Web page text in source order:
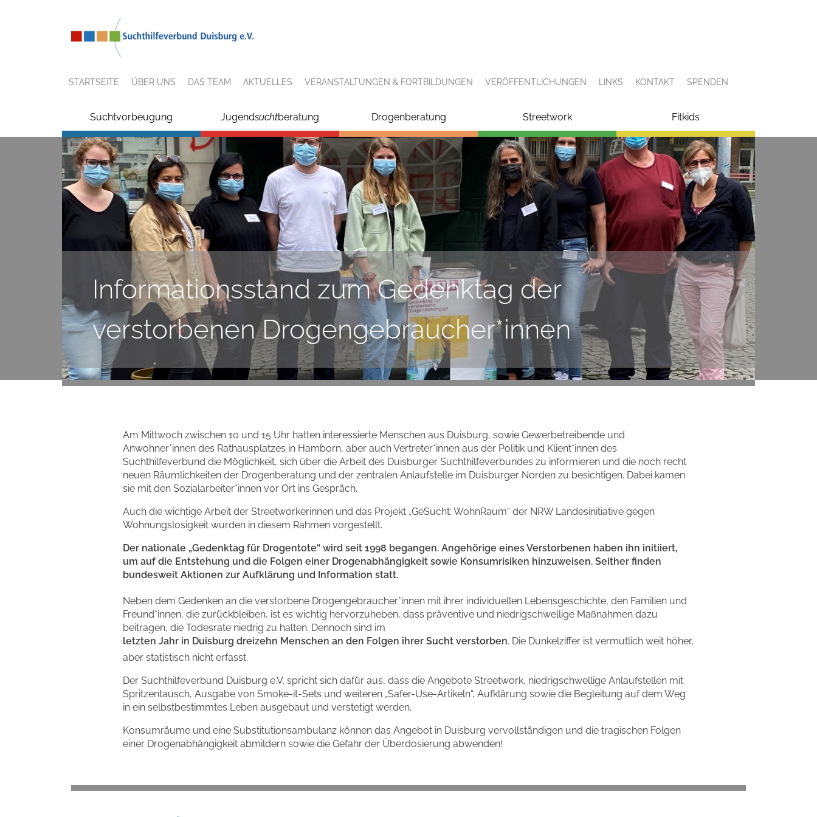
STARTSEITE ÜBER UNS DAS TEAM AKTUELLES VERANSTALTUNGEN & FORTBILDUNGEN VERÖFFENTLICHUNGEN LINKS KONTAKT SPENDEN
Suchtvorbeugung Jugendsuchtberatung Drogenberatung Streetwork Fitkids
Informationsstand zum Gedenktag der
verstorbenen Drogengebraucher*innen
Am Mittwoch zwischen 10 und 15 Uhr hatten interessierte Menschen aus Duisburg, sowie Gewerbetreibende und
Anwohner*innen des Rathausplatzes in Hamborn, aber auch Vertreter*innen aus der Politik und Klient*innen des
Suchthilfeverbund die Möglichkeit, sich über die Arbeit des Duisburger Suchthilfeverbundes zu informieren und die noch recht
neuen Räumlichkeiten der Drogenberatung und der zentralen Anlaufstelle im Duisburger Norden zu besichtigen. Dabei kamen
sie mit den Sozialarbeiter*innen vor Ort ins Gespräch.
Auch die wichtige Arbeit der Streetworkerinnen und das Projekt „GeSucht: WohnRaum“ der NRW Landesinitiative gegen
Wohnungslosigkeit wurden in diesem Rahmen vorgestellt.
Der nationale „Gedenktag für Drogentote“ wird seit 1998 begangen. Angehörige eines Verstorbenen haben ihn initiiert,
um auf die Entstehung und die Folgen einer Drogenabhängigkeit sowie Konsumrisiken hinzuweisen. Seither finden
bundesweit Aktionen zur Aufklärung und Information statt.
Neben dem Gedenken an die verstorbene Drogengebraucher*innen mit ihrer individuellen Lebensgeschichte, den Familien und
Freund*innen, die zurückbleiben, ist es wichtig hervorzuheben, dass präventive und niedrigschwellige Maßnahmen dazu
beitragen, die Todesrate niedrig zu halten. Dennoch sind im
letzten Jahr in Duisburg dreizehn Menschen an den Folgen ihrer Sucht verstorben. Die Dunkelziffer ist vermutlich weit höher,
aber statistisch nicht erfasst.
Der Suchthilfeverbund Duisburg e.V. spricht sich dafür aus, dass die Angebote Streetwork, niedrigschwellige Anlaufstellen mit
Spritzentausch, Ausgabe von Smoke-it-Sets und weiteren „Safer-Use-Artikeln“, Aufklärung sowie die Begleitung auf dem Weg
in ein selbstbestimmtes Leben ausgebaut und verstetigt werden.
Konsumräume und eine Substitutionsambulanz können das Angebot in Duisburg vervollständigen und die tragischen Folgen
einer Drogenabhängigkeit abmildern sowie die Gefahr der Überdosierung abwenden!